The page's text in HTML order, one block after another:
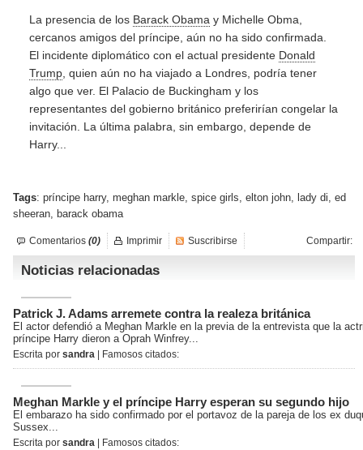
La presencia de los Barack Obama y Michelle Obma,
cercanos amigos del príncipe, aún no ha sido confirmada.
El incidente diplomático con el actual presidente Donald
Trump , quien aún no ha viajado a Londres, podría tener
algo que ver. El Palacio de Buckingham y los
representantes del gobierno británico preferirían congelar la
invitación. La última palabra, sin embargo, depende de
Harry...
Tags: príncipe harry, meghan markle, spice girls, elton john, lady di, ed
sheeran, barack obama
Comentarios (0) Compartir:
Imprimir Suscribirse
Noticias relacionadas
Patrick J. Adams arremete contra la realeza británica
El actor defendió a Meghan Markle en la previa de la entrevista que la
príncipe Harry dieron a Oprah Winfrey...
Escrita por sandra | Famosos citados:
Meghan Markle y el príncipe Harry esperan su segundo hijo
El embarazo ha sido confirmado por el portavoz de la pareja de los ex
Sussex...
Escrita por sandra | Famosos citados: